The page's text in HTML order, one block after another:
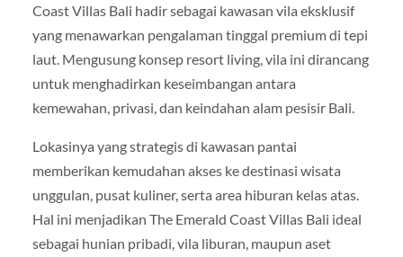
Coast Villas Bali hadir sebagai kawasan vila eksklusif
yang menawarkan pengalaman tinggal premium di tepi
laut. Mengusung konsep resort living, vila ini dirancang
untuk menghadirkan keseimbangan antara
kemewahan, privasi, dan keindahan alam pesisir Bali.
Lokasinya yang strategis di kawasan pantai
memberikan kemudahan akses ke destinasi wisata
unggulan, pusat kuliner, serta area hiburan kelas atas.
Hal ini menjadikan The Emerald Coast Villas Bali ideal
sebagai hunian pribadi, vila liburan, maupun aset